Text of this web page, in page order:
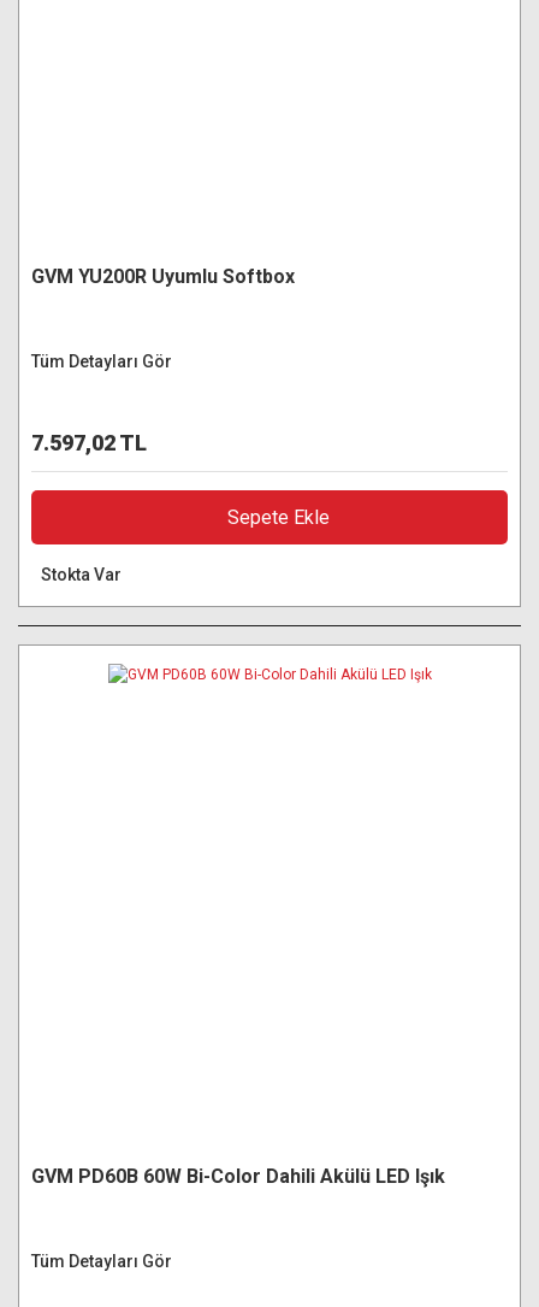
GVM YU200R Uyumlu Softbox
Tüm Detayları Gör
7.597,02 TL
Sepete Ekle
Stokta Var
GVM PD60B 60W Bi-Color Dahili Akülü LED Işık
Tüm Detayları Gör